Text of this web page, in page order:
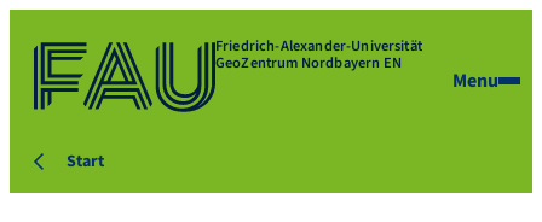
Friedrich-Alexander-Universität
GeoZentrum Nordbayern EN
Menu
Start